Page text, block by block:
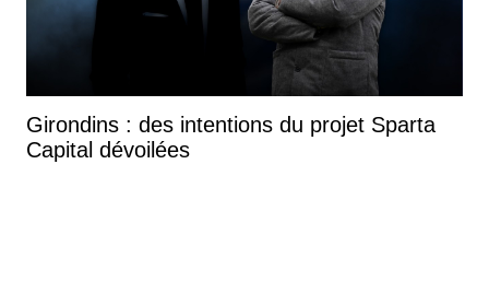
Girondins : des intentions du projet Sparta
Capital dévoilées